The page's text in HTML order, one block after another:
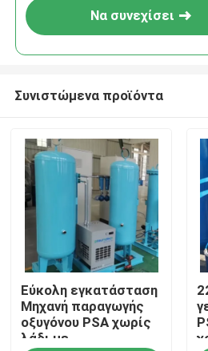
Σπίτι
Προϊόντα
Να συνεχίσει
Συνιστώμενα προϊόντα
Εύκολη εγκατάσταση
Μηχανή παραγωγής
οξυγόνου PSA χωρίς
λάδι με